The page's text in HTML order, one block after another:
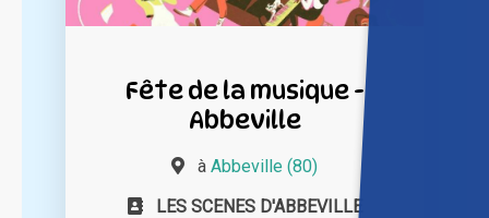
Fête de la musique -
Abbeville
à Abbeville (80)
LES SCENES D'ABBEVILLE